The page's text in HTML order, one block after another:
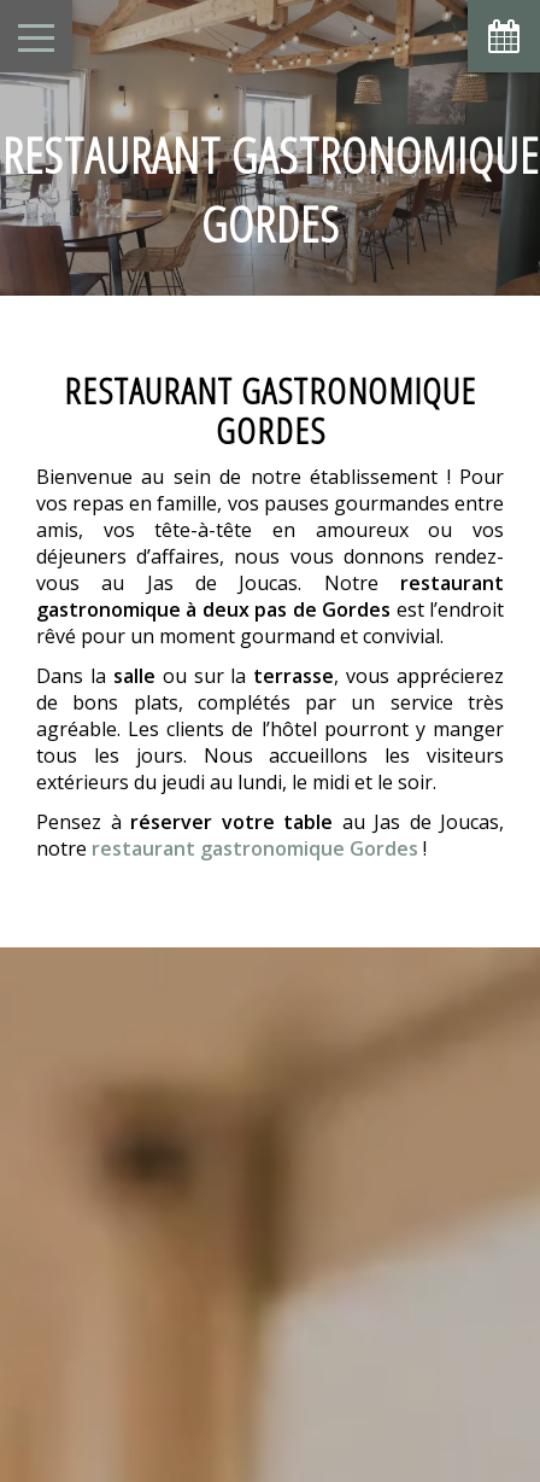
RESTAURANT GASTRONOMIQUE
GORDES
RESTAURANT GASTRONOMIQUE
GORDES
Bienvenue au sein de notre établissement ! Pour
vos repas en famille, vos pauses gourmandes entre
amis, vos tête-à-tête en amoureux ou vos
déjeuners d’affaires, nous vous donnons rendez-
vous au Jas de Joucas. Notre restaurant
gastronomique à deux pas de Gordes est l’endroit
rêvé pour un moment gourmand et convivial.
Dans la salle ou sur la terrasse, vous apprécierez
de bons plats, complétés par un service très
agréable. Les clients de l’hôtel pourront y manger
tous les jours. Nous accueillons les visiteurs
extérieurs du jeudi au lundi, le midi et le soir.
Pensez à réserver votre table au Jas de Joucas,
notre restaurant gastronomique Gordes !